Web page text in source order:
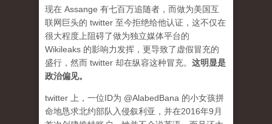
现在 Assange 有七百万追随者，而做为美国互
联网巨头的 twitter 至今拒绝给他认证，这不仅在
很大程度上阻碍了做为独立媒体平台的
Wikileaks 的影响力发挥，更导致了虚假冒充的
盛行，然而 twitter 却在纵容这种冒充。 这明显是
政治偏见。
twitter 上，一位ID为 @AlabedBana 的小女孩拼
命地恳求北约部队入侵叙利亚，并在2016年9月